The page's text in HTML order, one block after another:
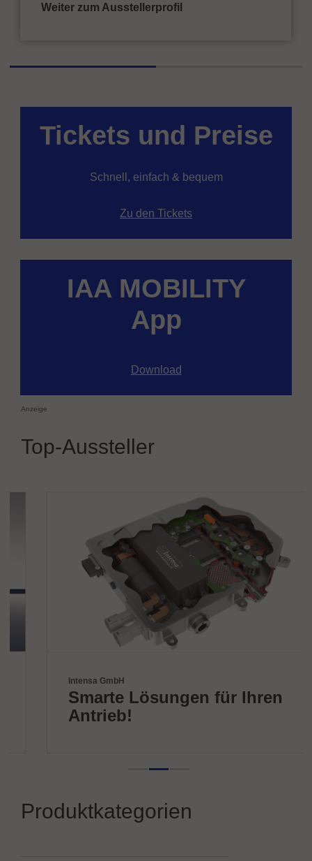
Weiter zum Ausstellerprofil
Tickets und Preise
Schnell, einfach & bequem
Zu den Tickets
IAA MOBILITY
App
Download
Anzeige
Top-Aussteller
Intensa GmbH
Smarte Lösungen für Ihren
Antrieb!
Produktkategorien